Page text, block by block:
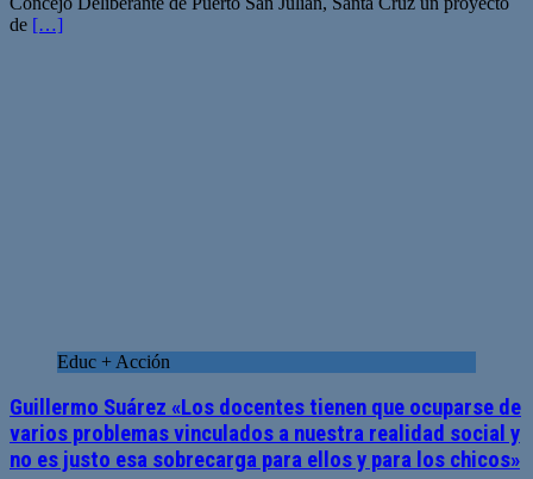
de […]
Educ + Acción
Guillermo Suárez «Los docentes tienen que ocuparse de
varios problemas vinculados a nuestra realidad social y
no es justo esa sobrecarga para ellos y para los chicos»